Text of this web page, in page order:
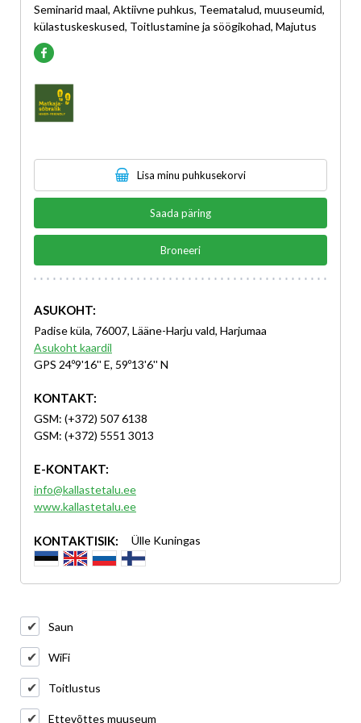
Seminarid maal, Aktiivne puhkus, Teematalud, muuseumid,
külastuskeskused, Toitlustamine ja söögikohad, Majutus
Lisa minu puhkusekorvi
Saada päring
Broneeri
ASUKOHT:
Padise küla, 76007, Lääne-Harju vald, Harjumaa
Asukoht kaardil
GPS 24º9'16'' E, 59º13'6'' N
KONTAKT:
GSM: (+372) 507 6138
GSM: (+372) 5551 3013
E-KONTAKT:
info@kallastetalu.ee
www.kallastetalu.ee
KONTAKTISIK: Ülle Kuningas
Saun
WiFi
Toitlustus
Ettevõttes muuseum